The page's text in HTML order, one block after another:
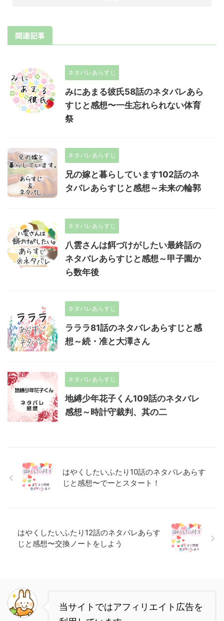
関連記事
ネタバレあらすじ
みにあまる彼氏58話のネタバレあら
すじと感想〜一生忘れられない体育
祭
ネタバレあらすじ
兄の嫁と暮らしています102話のネ
タバレあらすじと感想～未来の輪郭
ネタバレあらすじ
八雲さんは餌づけがしたい最終話の
ネタバレあらすじと感想～甲子園か
ら数年後
ネタバレあらすじ
ラララ81話のネタバレあらすじと感
想～続・准と大澤さん
ネタバレあらすじ
地縛少年花子くん109話のネタバレ
感想～時計守裁判、其の二
はやくしたいふたり10話のネタバレあらす
じと感想〜でーとスタート！
はやくしたいふたり12話のネタバレあらす
じと感想〜交換ノートをしよう
当サイトではアフィリエイト広告を